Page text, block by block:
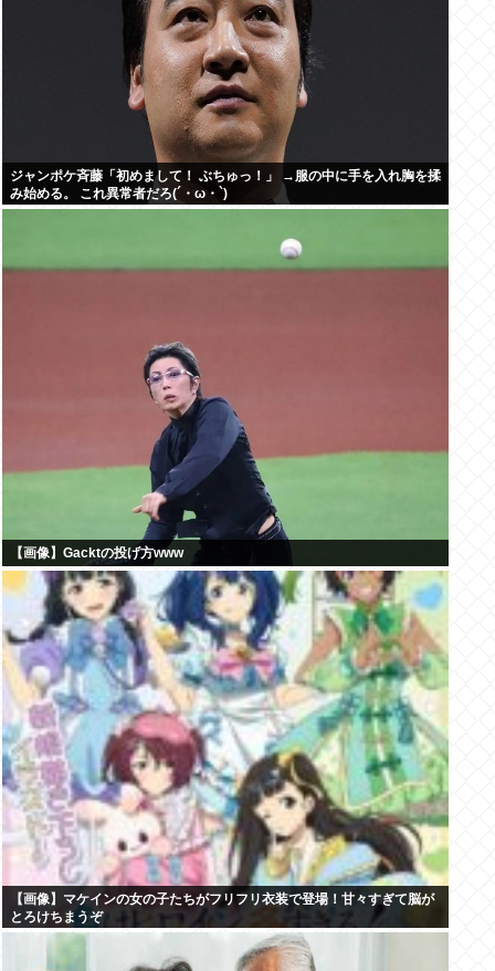
ジャンポケ斉藤「初めまして！ ぶちゅっ！」 →服の中に手を入れ胸を揉
み始める。 これ異常者だろ(´・ω・`)
【画像】Gacktの投げ方www
【画像】マケインの女の子たちがフリフリ衣装で登場！甘々すぎて脳が
とろけちまうぞ